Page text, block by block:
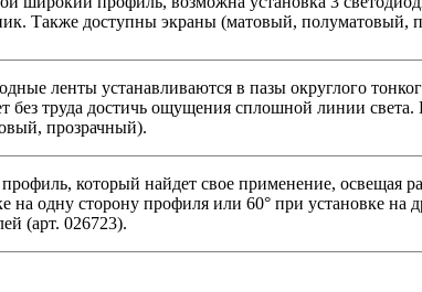
Также доступны экраны (матовый, полуматовый,
ленты устанавливаются в пазы округлого
без труда достичь ощущения сплошной линии
прозрачный).
который найдет свое применение, освещая
на одну сторону профиля или 60° при установке
(арт. 026723).